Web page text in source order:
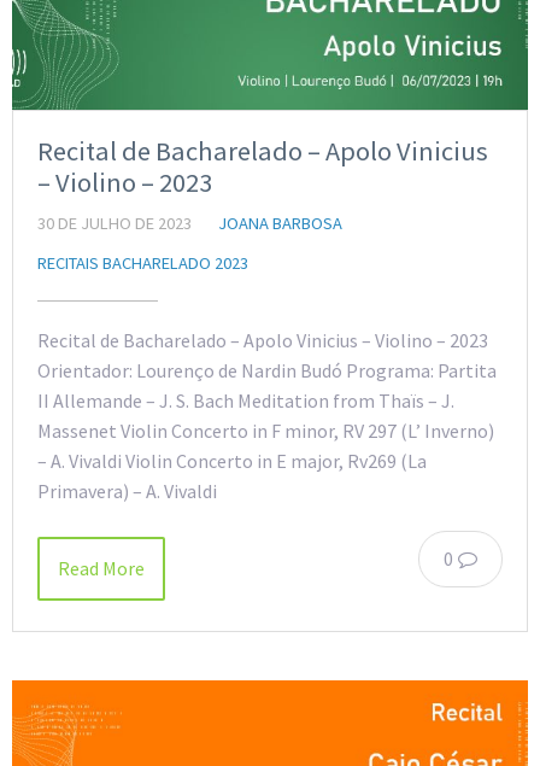
Recital de Bacharelado – Apolo Vinicius
– Violino – 2023
30 DE JULHO DE 2023
JOANA BARBOSA
RECITAIS BACHARELADO 2023
Recital de Bacharelado – Apolo Vinicius – Violino – 2023
Orientador: Lourenço de Nardin Budó Programa: Partita
II Allemande – J. S. Bach Meditation from Thaïs – J.
Massenet Violin Concerto in F minor, RV 297 (L’ Inverno)
– A. Vivaldi Violin Concerto in E major, Rv269 (La
Primavera) – A. Vivaldi
0
Read More